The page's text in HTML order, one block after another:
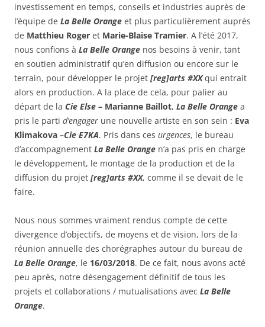
investissement en temps, conseils et industries auprès de
l‘équipe de La Belle Orange et plus particulièrement auprès
de Matthieu Roger et Marie-Blaise Tramier. A l’été 2017,
nous confions à La Belle Orange nos besoins à venir, tant
en soutien administratif qu’en diffusion ou encore sur le
terrain, pour développer le projet [reg]arts #XXqui entrait
alors en production. A la place de cela, pour palier au
départ de la Cie Else – Marianne Baillot, La Belle Orange a
pris le parti d’engager une nouvelle artiste en son sein : Eva
Klimakova –Cie E7KA. Pris dans ces urgences, le bureau
d’accompagnement La Belle Orange n’a pas pris en charge
le développement, le montage de la production et de la
diffusion du projet [reg]arts #XX, comme il se devait de le
faire.
Nous nous sommes vraiment rendus compte de cette
divergence d’objectifs, de moyens et de vision, lors de la
réunion annuelle des chorégraphes autour du bureau de
La Belle Orange, le 16/03/2018. De ce fait, nous avons acté
peu après, notre désengagement définitif de tous les
projets et collaborations / mutualisations avec La Belle
Orange.